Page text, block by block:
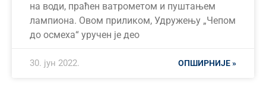
на води, праћен ватрометом и пуштањем
лампиона. Овом приликом, Удружењу „Чепом
до осмеха“ уручен је део
ОПШИРНИЈЕ »
30. јун 2022.